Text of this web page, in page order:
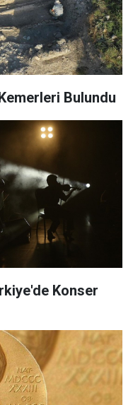
Bulundu
Konser